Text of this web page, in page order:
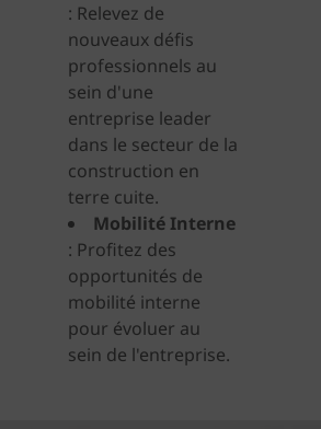
: Relevez de
nouveaux défis
professionnels au
sein d'une
entreprise leader
dans le secteur de la
construction en
terre cuite.
Mobilité Interne
: Profitez des
opportunités de
mobilité interne
pour évoluer au
sein de l'entreprise.